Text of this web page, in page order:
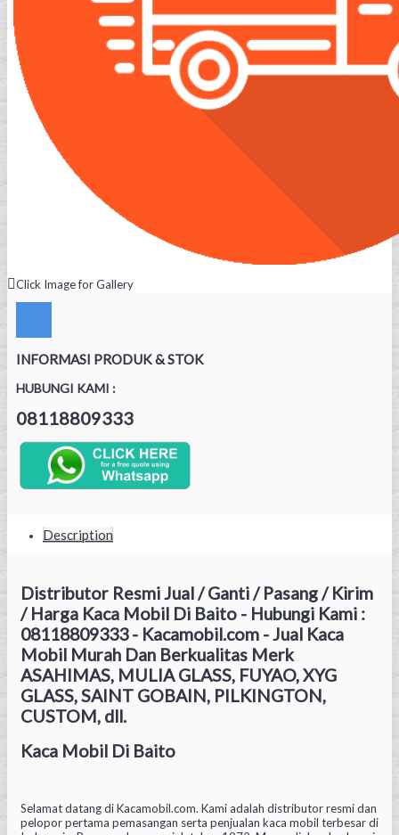
Click Image for Gallery
INFORMASI PRODUK & STOK
HUBUNGI KAMI :
08118809333
Description
Distributor Resmi Jual / Ganti / Pasang / Kirim
/ Harga Kaca Mobil Di Baito - Hubungi Kami :
08118809333 - Kacamobil.com - Jual Kaca
Mobil Murah Dan Berkualitas Merk
ASAHIMAS, MULIA GLASS, FUYAO, XYG
GLASS, SAINT GOBAIN, PILKINGTON,
CUSTOM, dll.
Kaca Mobil Di Baito
Selamat datang di Kacamobil.com. Kami adalah distributor resmi dan
pelopor pertama pemasangan serta penjualan kaca mobil terbesar di